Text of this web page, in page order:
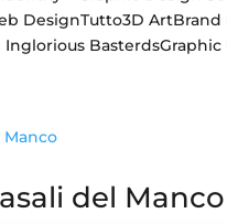
DesignTutto3D
BasterdsGraphic
del Manco